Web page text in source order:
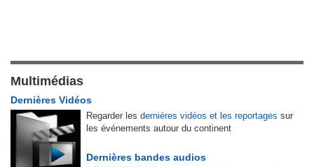
Multimédias
Dernières Vidéos
Regarder les dernières vidéos et les reportages sur
les événements autour du continent
Dernières bandes audios